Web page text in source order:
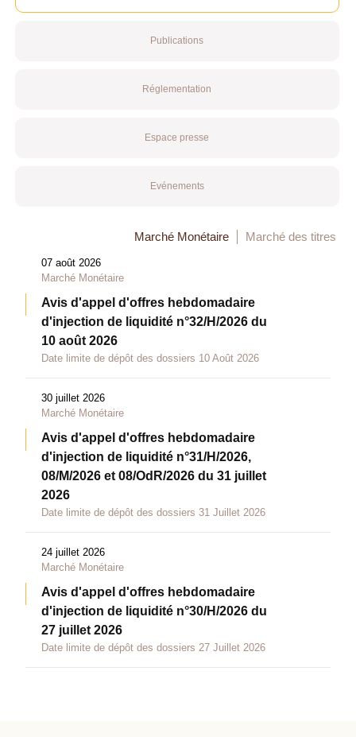
Publications
Réglementation
Espace presse
Evénements
Marché Monétaire Marché des titres
07 août 2026
Marché Monétaire
Avis d'appel d'offres hebdomadaire
d'injection de liquidité n°32/H/2026 du
10 août 2026
Date limite de dépôt des dossiers 10 Août 2026
30 juillet 2026
Marché Monétaire
Avis d'appel d'offres hebdomadaire
d'injection de liquidité n°31/H/2026,
08/M/2026 et 08/OdR/2026 du 31 juillet
2026
Date limite de dépôt des dossiers 31 Juillet 2026
24 juillet 2026
Marché Monétaire
Avis d'appel d'offres hebdomadaire
d'injection de liquidité n°30/H/2026 du
27 juillet 2026
Date limite de dépôt des dossiers 27 Juillet 2026